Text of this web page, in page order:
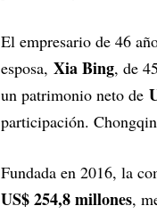
El empresario de 46
esposa, Xia Bing, de
un patrimonio neto de
participación.
Fundada en 2016, la
US$ 254,8 millones,